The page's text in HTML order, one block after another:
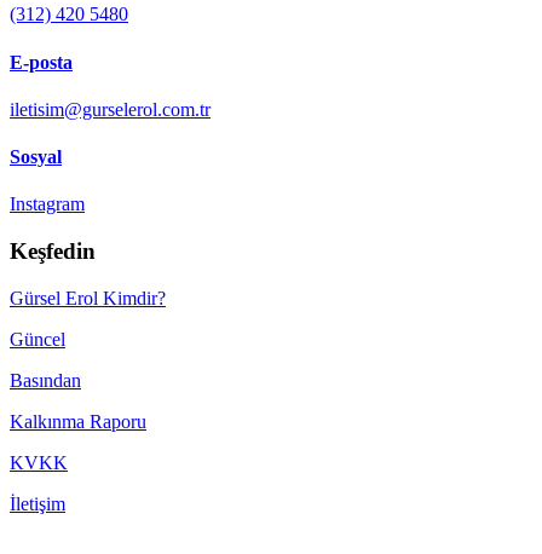
(312) 420 5480
E-posta
iletisim@gurselerol.com.tr
Sosyal
Instagram
Keşfedin
Gürsel Erol Kimdir?
Güncel
Basından
Kalkınma Raporu
KVKK
İletişim